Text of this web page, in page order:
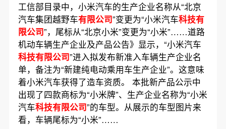
工信部目录中，小米汽车的生产企业名称从“北京
汽车集团越野车有限公司”变更为“小米汽车科技有
限公司”，尾标从“北京小米”变更为“小米”……道路
机动车辆生产企业及产品公告》显示，“小米汽车
科技有限公司”进入拟发布新准入车辆生产企业名
单，备注为“新建纯电动乘用车生产企业”。这意味
着小米汽车获得了造车资质。 本批新产品公示中
出现了四款商标为“小米牌”、生产企业名称为“小米
汽车科技有限公司”的车型。从展示的车型图片来
看，车辆尾标为“小米”……